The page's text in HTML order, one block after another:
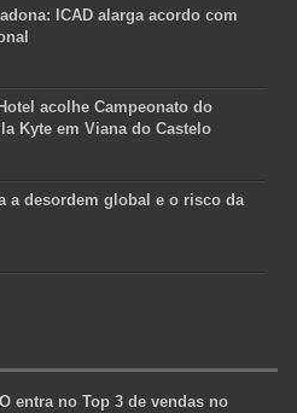
ICAD alarga acordo com
acolhe Campeonato do
Kyte em Viana do Castelo
a desordem global e o risco da
entra no Top 3 de vendas no